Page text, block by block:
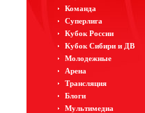
Команда
Суперлига
Кубок России
Кубок Сибири и ДВ
Молодежные
Арена
Трансляция
Блоги
Мультимедиа